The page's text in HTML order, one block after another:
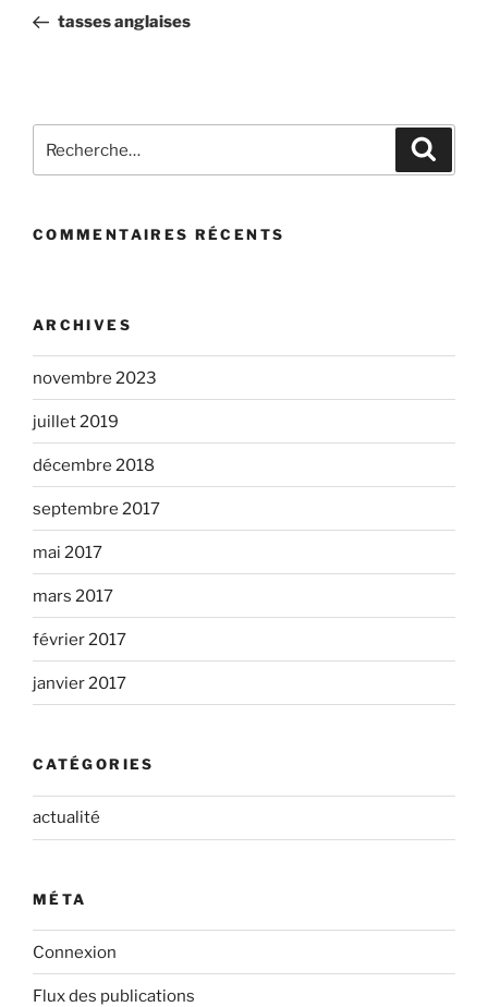
l’article
précédent
tasses anglaises
pour
COMMENTAIRES RÉCENTS
ARCHIVES
novembre 2023
juillet 2019
décembre 2018
septembre 2017
mai 2017
mars 2017
février 2017
janvier 2017
CATÉGORIES
actualité
MÉTA
Connexion
Flux des publications